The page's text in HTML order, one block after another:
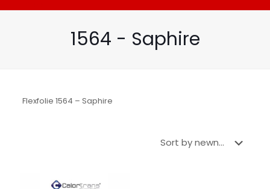
1564 - Saphire
Flexfolie 1564 – Saphire